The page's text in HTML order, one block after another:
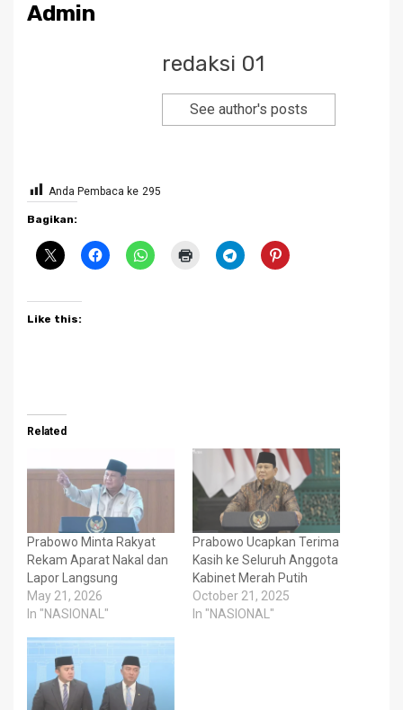
Admin
redaksi 01
See author's posts
Anda Pembaca ke 295
Bagikan:
Like this:
Related
Prabowo Minta Rakyat
Rekam Aparat Nakal dan
Lapor Langsung
May 21, 2026
In "NASIONAL"
Prabowo Ucapkan Terima
Kasih ke Seluruh Anggota
Kabinet Merah Putih
October 21, 2025
In "NASIONAL"